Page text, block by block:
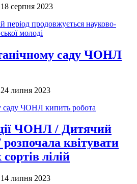
18 серпня 2023
період продовжується науково-
молоді
саду ЧОНЛ
24 липня 2023
саду ЧОНЛ кипить робота
ЧОНЛ / Дитячий
квітувати
лілій
14 липня 2023